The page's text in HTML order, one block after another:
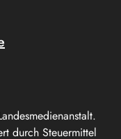
durch Steuermittel